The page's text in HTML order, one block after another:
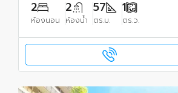
2
ห้องนอน
2
ห้องน้ำ
57
ตร.ม.
1
ตร.ว.